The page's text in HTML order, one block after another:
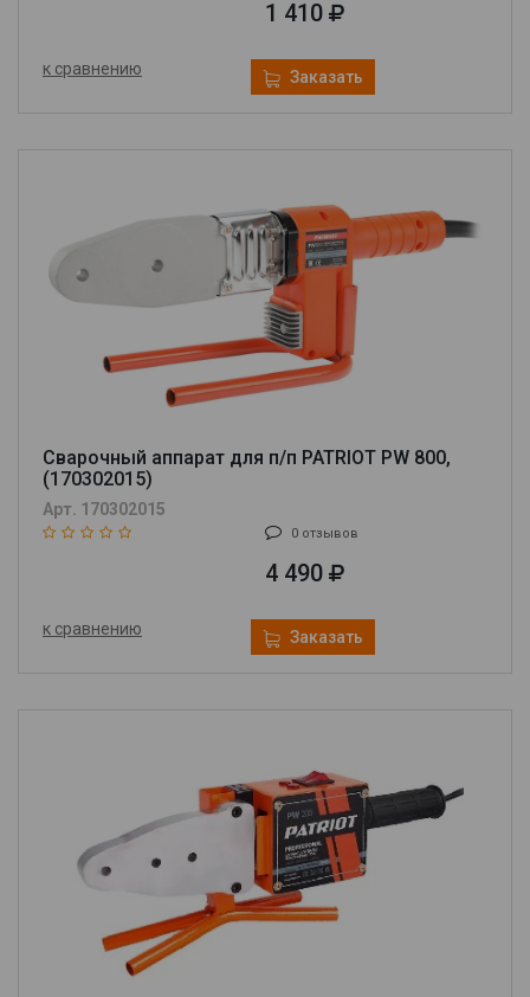
1 410
к сравнению Заказать
Сварочный аппарат для п/п PATRIOT PW 800,
(170302015)
Арт. 170302015
0 отзывов
4 490
к сравнению Заказать